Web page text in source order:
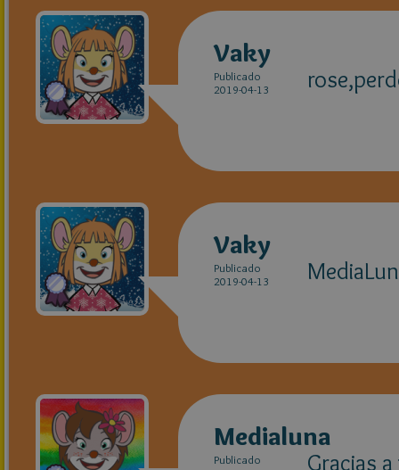
Vaky
Publicado
2019-04-13
Vaky
Publicado
2019-04-13
Medialuna
Publicado
Gracias